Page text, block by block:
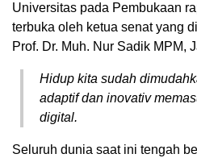
Universitas pada Pembukaan
terbuka oleh ketua senat yang
Prof. Dr. Muh. Nur Sadik MPM,
Hidup kita sudah
adaptif dan inovativ
digital.
Seluruh dunia saat ini tengah